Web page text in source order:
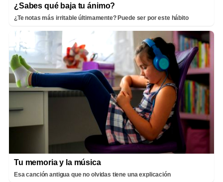
¿Sabes qué baja tu ánimo?
¿Te notas más irritable últimamente? Puede ser por este hábito
Tu memoria y la música
Esa canción antigua que no olvidas tiene una explicación